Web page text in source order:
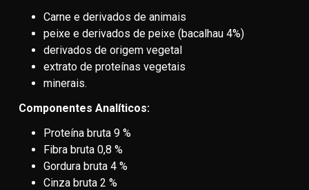
Carne e derivados de animais
peixe e derivados de peixe (bacalhau 4%)
derivados de origem vegetal
extrato de proteínas vegetais
minerais.
Componentes Analíticos:
Proteína bruta 9 %
Fibra bruta 0,8 %
Gordura bruta 4 %
Cinza bruta 2 %